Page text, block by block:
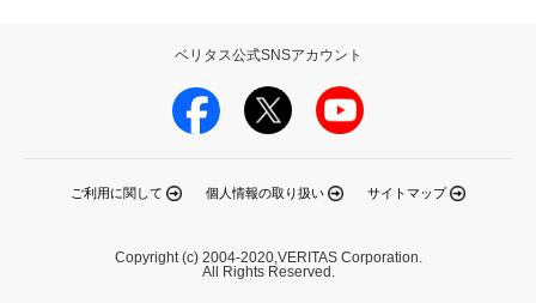
ご利用に関して 個人情報の取り扱い サイトマップ
ベリタス公式SNSアカウント
Copyright (c) 2004-2020,VERITAS Corporation.
All Rights Reserved.